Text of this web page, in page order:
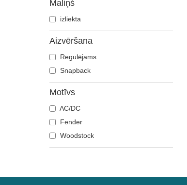
Haizivs
Harry Potter
Kung Fu Panda
Looney Tunes
Lucky Luke
Maliņš
izliekta
Aizvēršana
Regulējams
Snapback
Motīvs
AC/DC
Fender
Woodstock